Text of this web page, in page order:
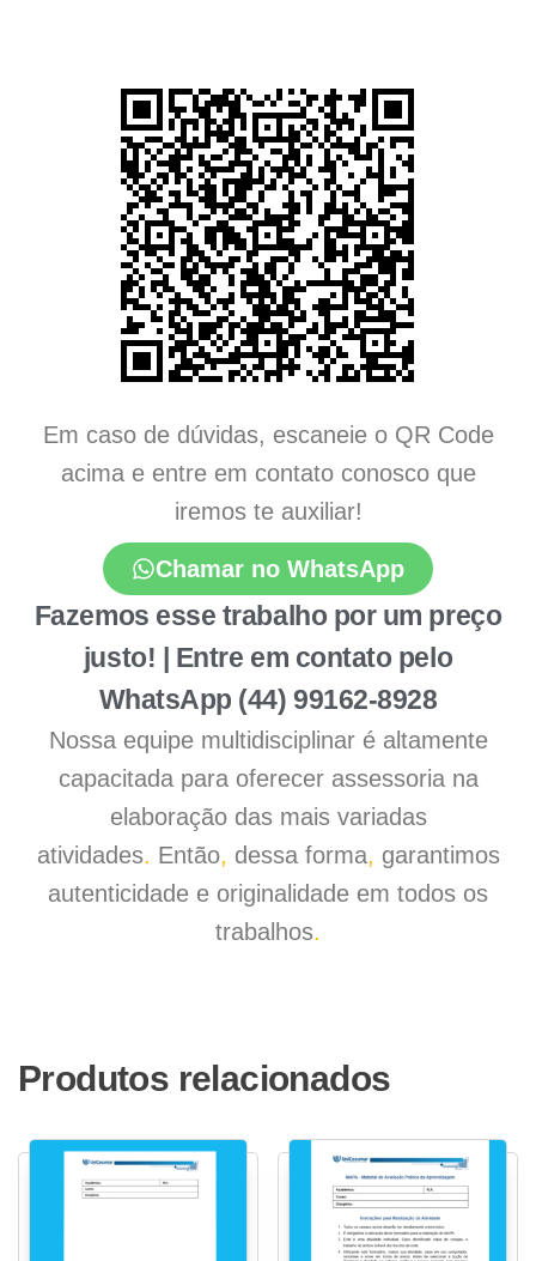
Em caso de dúvidas, escaneie o QR Code
acima e entre em contato conosco que
iremos te auxiliar!
Chamar no WhatsApp
Fazemos esse trabalho por um preço
justo! | Entre em contato pelo
WhatsApp (44) 99162-8928
Nossa equipe multidisciplinar é altamente
capacitada para oferecer assessoria na
elaboração das mais variadas
atividades. Então, dessa forma, garantimos
autenticidade e originalidade em todos os
trabalhos.
Produtos relacionados